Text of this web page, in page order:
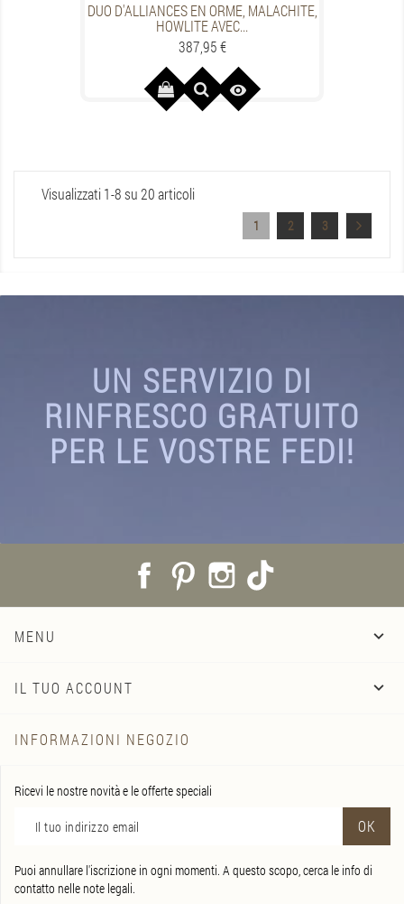
DUO D'ALLIANCES EN ORME, MALACHITE,
HOWLITE AVEC...
Prezzo
387,95 €

Visualizzati 1-8 su 20 articoli
1 2 3
UN SERVIZIO DI
RINFRESCO GRATUITO
PER LE VOSTRE FEDI!
FacebookPinterest Instagram
MENU 
IL TUO ACCOUNT 
INFORMAZIONI NEGOZIO
Ricevi le nostre novità e le offerte speciali
Puoi annullare l'iscrizione in ogni momenti. A questo scopo, cerca le info di
contatto nelle note legali.